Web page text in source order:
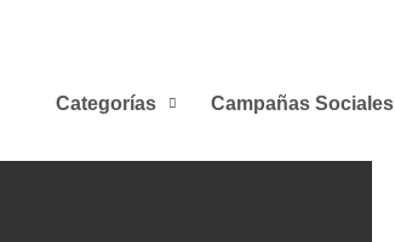
Categorías Campañas Sociales